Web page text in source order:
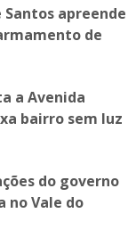
Santos apreende
de
a Avenida
bairro sem luz
do governo
no Vale do